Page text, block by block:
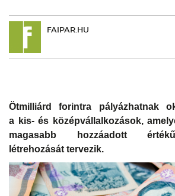
FAIPAR.HU
Ötmilliárd forintra pályázhatnak
a kis- és középvállalkozások,
magasabb hozzáadott
létrehozását tervezik.